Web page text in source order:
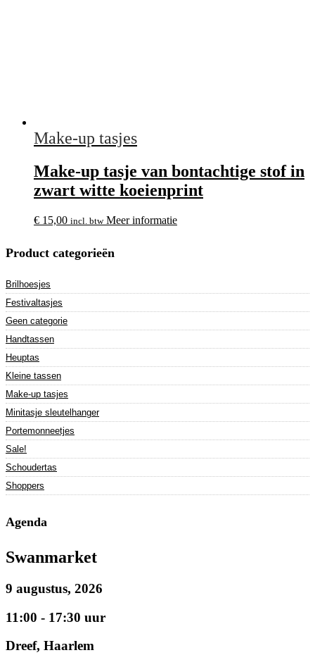
Make-up tasjes
Make-up tasje van bontachtige stof in
zwart witte koeienprint
€ 15,00 incl. btw Meer informatie
Product categorieën
Brilhoesjes
Festivaltasjes
Geen categorie
Handtassen
Heuptas
Kleine tassen
Make-up tasjes
Minitasje sleutelhanger
Portemonneetjes
Sale!
Schoudertas
Shoppers
Agenda
Swanmarket
9 augustus, 2026
11:00 - 17:30 uur
Dreef, Haarlem